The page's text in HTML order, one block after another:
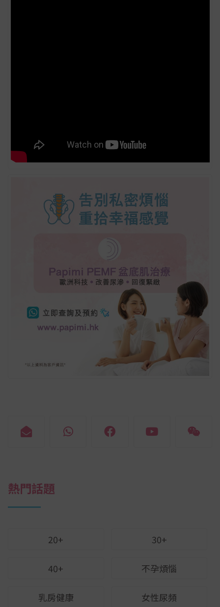
熱門話題
20+ 30+
40+ 不孕煩惱
乳房健康 女性尿頻